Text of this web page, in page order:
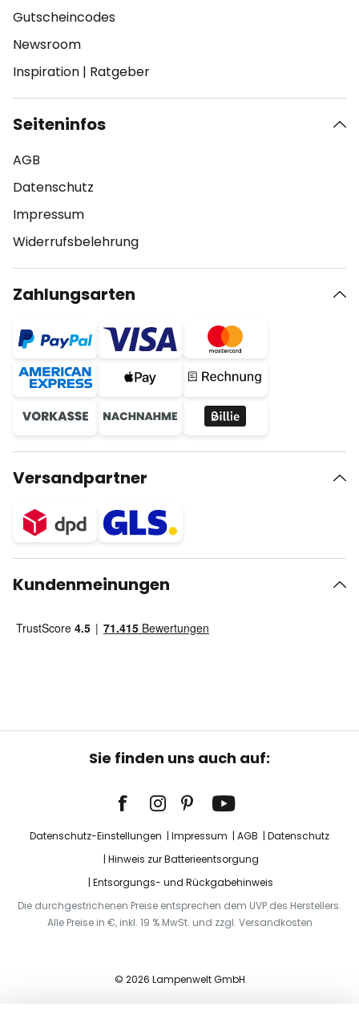
Gutscheincodes
Newsroom
Inspiration | Ratgeber
Seiteninfos
AGB
Datenschutz
Impressum
Widerrufsbelehrung
Zahlungsarten
Versandpartner
Kundenmeinungen
Sie finden uns auch auf:
Datenschutz-Einstellungen Impressum AGB
Datenschutz
Hinweis zur Batterieentsorgung
Entsorgungs- und Rückgabehinweis
Die durchgestrichenen Preise entsprechen dem UVP des Herstellers.
Alle Preise in €, inkl. 19 % MwSt. und zzgl. Versandkosten
© 2026 Lampenwelt GmbH